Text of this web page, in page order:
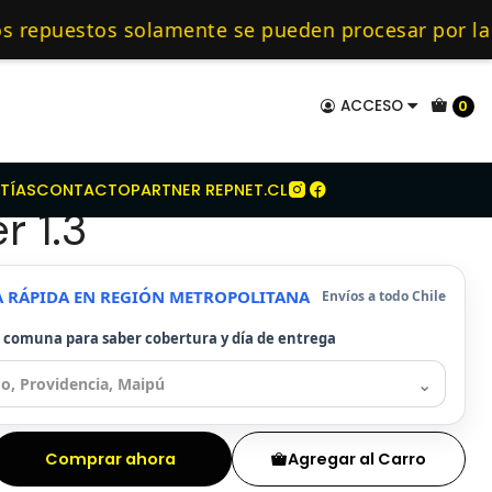
ACCESO 0
se pueden procesar
CONTACTOPARTNER REPNET.CL
de 24 hrs hábiles.
Zotye Kit Embrague Para Zotye Hunter 1.3
en embragues — 🔧
Para Zotye
1.3
RÁPIDA EN REGIÓN METROPOLITANA Envíos a todo Chile
comuna para saber cobertura y día de entrega
⌄
Agregar al Carro
Comprar ahora